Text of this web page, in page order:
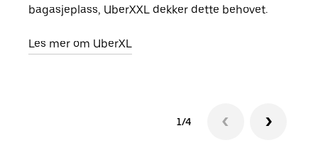
bagasjeplass, UberXXL dekker dette behovet.
Les mer om UberXL
1/4